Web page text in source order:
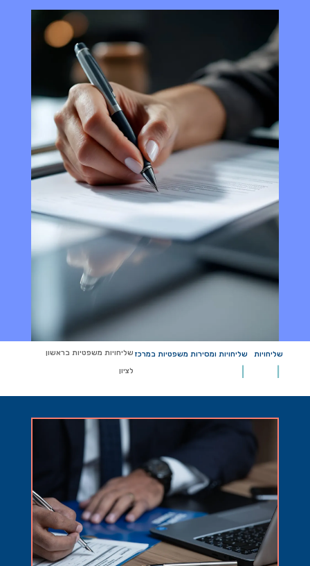
שליחויות שליחויות ומסירות משפטיות במרכז שליחויות משפטיות בראשון
לציון